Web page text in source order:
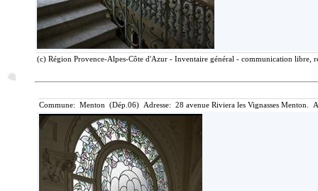
(c) Région Provence-Alpes-Côte d'Azur - Inventaire général - communication libre,
Commune: Menton (Dép.06) Adresse: 28 avenue Riviera les Vignasses Menton.